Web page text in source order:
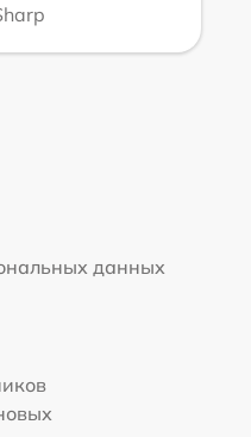
данных